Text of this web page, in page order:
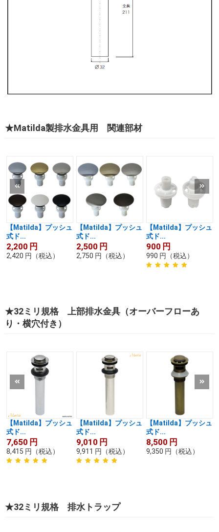
★Matilda製排水金具用 関連部材
【Matilda】プッシュ
式ド...
2,200 円
2,420 円 （税込）
【Matilda】プッシュ
式ド...
2,500 円
2,750 円 （税込）
【Matilda】プッシュ
式ド...
900 円
990 円 （税込）
★32ミリ規格 上部排水金具（オーバーフローあ
り・横穴付き）
【Matilda】プッシュ
式ド...
7,650 円
8,415 円 （税込）
【Matilda】プッシュ
式ド...
9,010 円
9,911 円 （税込）
【Matilda】プッシュ
式ド...
8,500 円
9,350 円 （税込）
★32ミリ規格 排水トラップ